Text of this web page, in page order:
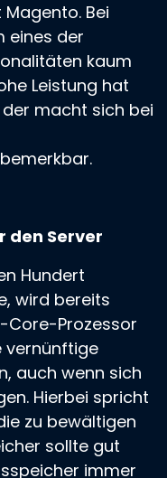
Bei
eines der
kaum
Leistung hat
macht sich bei
den Server
Hundert
wird bereits
Core-Prozessor
vernünftige
auch wenn sich
Hierbei spricht
zu bewältigen
sollte gut
immer